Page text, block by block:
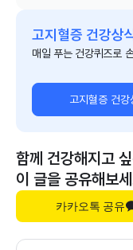
고지혈증 건강상
매일 푸는 건강퀴즈로
고지혈증 건강
함께 건강해지고
이 글을 공유해보
카카오톡 공유